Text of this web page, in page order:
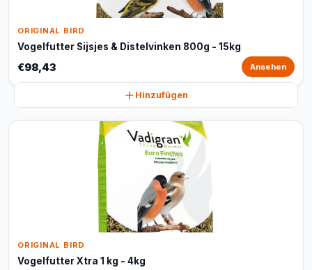
ORIGINAL BIRD
Vogelfutter Sijsjes & Distelvinken 800g - 15kg
€98,43 Ansehen
Hinzufügen
ORIGINAL BIRD
Vogelfutter Xtra 1 kg - 4kg